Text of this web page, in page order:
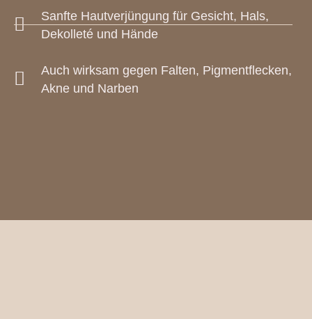
Sanfte Hautverjüngung für Gesicht, Hals,
Dekolleté und Hände​
Auch wirksam gegen Falten, Pigmentflecken,
Akne und Narben